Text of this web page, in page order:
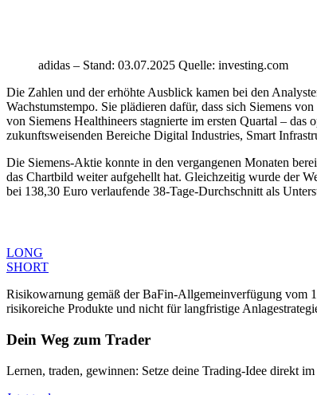
adidas – Stand: 03.07.2025 Quelle: investing.com
Die Zahlen und der erhöhte Ausblick kamen bei den
Wachstumstempo. Sie plädieren dafür, dass sich Siemens
von Siemens Healthineers stagnierte im ersten Quartal –
zukunftsweisenden Bereiche Digital Industries, Smart
Die Siemens-Aktie konnte in den vergangenen Monaten
das Chartbild weiter aufgehellt hat. Gleichzeitig wurde der
bei 138,30 Euro verlaufende 38-Tage-Durchschnitt als
LONG
SHORT
Risikowarnung gemäß der BaFin-Allgemeinverfügung vom
risikoreiche Produkte und nicht für langfristige
Dein Weg zum Trader
Lernen, traden, gewinnen: Setze deine Trading-Idee direkt